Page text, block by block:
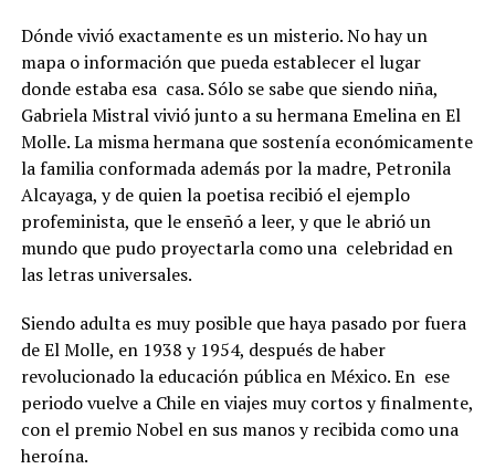
Dónde vivió exactamente es un misterio. No hay un
mapa o información que pueda establecer el lugar
donde estaba esa casa. Sólo se sabe que siendo niña,
Gabriela Mistral vivió junto a su hermana Emelina en El
Molle. La misma hermana que sostenía económicamente
la familia conformada además por la madre, Petronila
Alcayaga, y de quien la poetisa recibió el ejemplo
profeminista, que le enseñó a leer, y que le abrió un
mundo que pudo proyectarla como una celebridad en
las letras universales.
Siendo adulta es muy posible que haya pasado por fuera
de El Molle, en 1938 y 1954, después de haber
revolucionado la educación pública en México. En ese
periodo vuelve a Chile en viajes muy cortos y finalmente,
con el premio Nobel en sus manos y recibida como una
heroína.